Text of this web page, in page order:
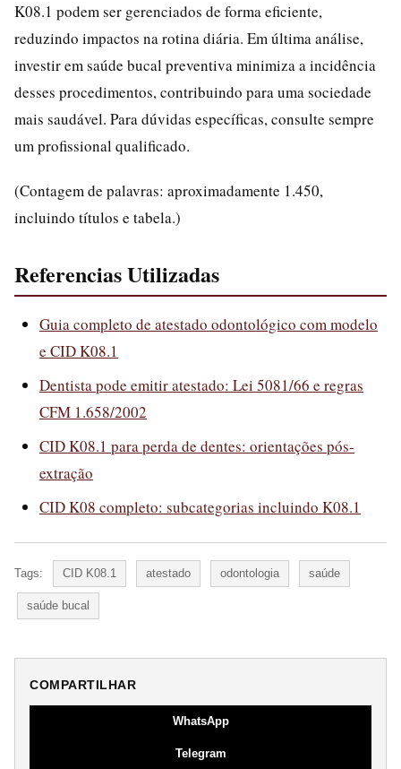
K08.1 podem ser gerenciados de forma eficiente,
reduzindo impactos na rotina diária. Em última análise,
investir em saúde bucal preventiva minimiza a incidência
desses procedimentos, contribuindo para uma sociedade
mais saudável. Para dúvidas específicas, consulte sempre
um profissional qualificado.
(Contagem de palavras: aproximadamente 1.450,
incluindo títulos e tabela.)
Referencias Utilizadas
Guia completo de atestado odontológico com modelo
e CID K08.1
Dentista pode emitir atestado: Lei 5081/66 e regras
CFM 1.658/2002
CID K08.1 para perda de dentes: orientações pós-
extração
CID K08 completo: subcategorias incluindo K08.1
Tags: CID K08.1 atestado odontologia saúde
saúde bucal
COMPARTILHAR
WhatsApp
Telegram